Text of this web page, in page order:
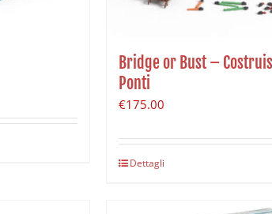
Bridge or Bust –
Ponti
€175.00
Dettagli